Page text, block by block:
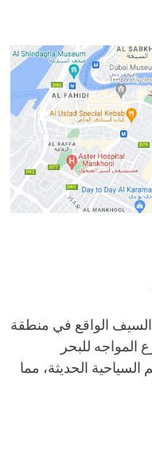
الواقع في منطقة
المواجه للبحر
السياحية الحديثة، مما